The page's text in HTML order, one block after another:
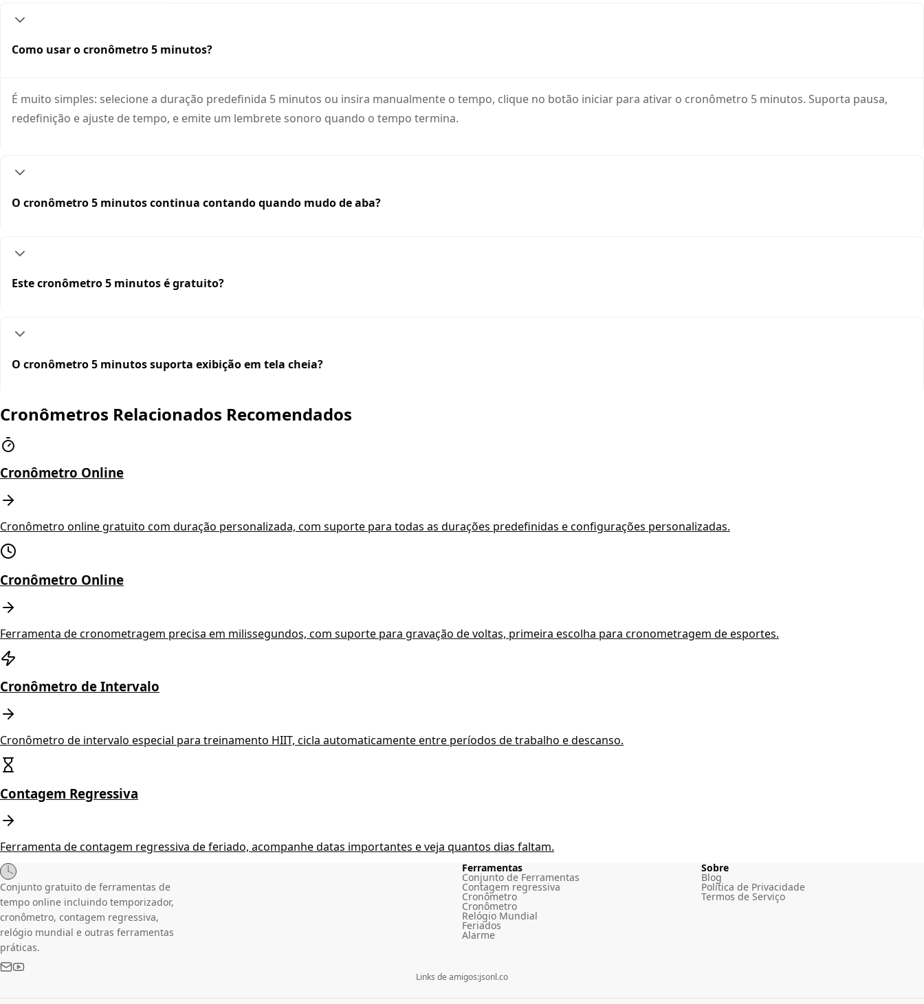
Como usar o cronômetro 5 minutos?
É muito simples: selecione a duração predefinida 5 minutos ou insira manualmente o tempo, clique no botão iniciar para ativar o cronômetro 5 minutos. Suporta pausa,
redefinição e ajuste de tempo, e emite um lembrete sonoro quando o tempo termina.
O cronômetro 5 minutos continua contando quando mudo de aba?
Este cronômetro 5 minutos é gratuito?
O cronômetro 5 minutos suporta exibição em tela cheia?
Cronômetros Relacionados Recomendados
Cronômetro Online
Cronômetro online gratuito com duração personalizada, com suporte para todas as durações predefinidas e configurações personalizadas.
Cronômetro Online
Ferramenta de cronometragem precisa em milissegundos, com suporte para gravação de voltas, primeira escolha para cronometragem de esportes.
Cronômetro de Intervalo
Cronômetro de intervalo especial para treinamento HIIT, cicla automaticamente entre períodos de trabalho e descanso.
Contagem Regressiva
Ferramenta de contagem regressiva de feriado, acompanhe datas importantes e veja quantos dias faltam.
Conjunto gratuito de ferramentas de
tempo online incluindo temporizador,
cronômetro, contagem regressiva,
relógio mundial e outras ferramentas
práticas.
Ferramentas
Conjunto de Ferramentas
Contagem regressiva
Cronômetro
Cronômetro
Relógio Mundial
Feriados
Alarme
Sobre
Blog
Política de Privacidade
Termos de Serviço
Links de amigos:jsonl.co